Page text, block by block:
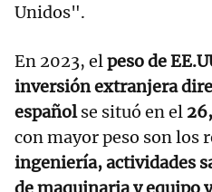
Unidos".
En 2023, elpeso de
inversión extranjera
españolse situó en el
con mayor peso son los
ingeniería, actividades
de maquinaria y equipo